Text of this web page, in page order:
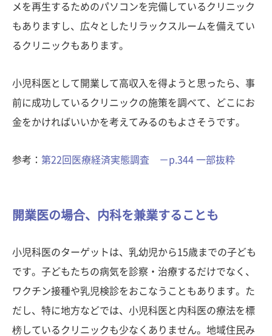
メを再生するためのパソコンを完備しているクリニック
もありますし、広々としたリラックスルームを備えてい
るクリニックもあります。
小児科医として開業して高収入を得ようと思ったら、事
前に成功しているクリニックの施策を調べて、どこにお
金をかければいいかを考えてみるのもよさそうです。
参考： 第22回医療経済実態調査 －p.344 一部抜粋
開業医の場合、内科を兼業することも
小児科医のターゲットは、乳幼児から15歳までの子ども
です。子どもたちの病気を診察・治療するだけでなく、
ワクチン接種や乳児検診をおこなうこともあります。た
だし、特に地方などでは、小児科医と内科医の療法を標
榜しているクリニックも少なくありません。地域住民み